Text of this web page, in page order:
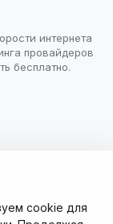
интернета
провайдеров
бесплатно.
cookie для